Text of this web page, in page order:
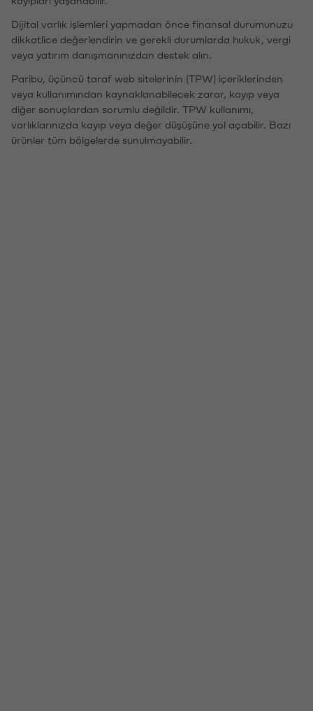
Dijital varlık işlemleri yapmadan önce finansal durumunuzu
dikkatlice değerlendirin ve gerekli durumlarda hukuk, vergi
veya yatırım danışmanınızdan destek alın.
Paribu, üçüncü taraf web sitelerinin (TPW) içeriklerinden
veya kullanımından kaynaklanabilecek zarar, kayıp veya
diğer sonuçlardan sorumlu değildir. TPW kullanımı,
varlıklarınızda kayıp veya değer düşüşüne yol açabilir. Bazı
ürünler tüm bölgelerde sunulmayabilir.